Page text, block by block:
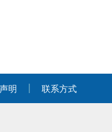
明 联系方式